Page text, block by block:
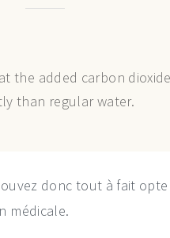
the added carbon
than regular water.
donc tout à fait
médicale.